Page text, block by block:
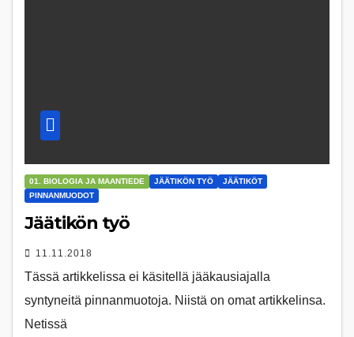
01. BIOLOGIA JA MAANTIEDE JÄÄTIKÖN TYÖ
JÄÄTIKÖT
PINNANMUODOT
Jäätikön työ
11.11.2018
Tässä artikkelissa ei käsitellä jääkausiajalla
syntyneitä pinnanmuotoja. Niistä on omat artikkelinsa.
Netissä